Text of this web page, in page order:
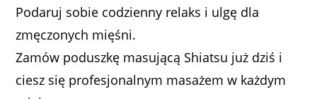
Podaruj sobie codzienny relaks i ulgę dla
zmęczonych mięśni.
Zamów poduszkę masującą Shiatsu już dziś i
ciesz się profesjonalnym masażem w każdym